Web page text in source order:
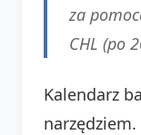
za
CHL (po
Kalendarz